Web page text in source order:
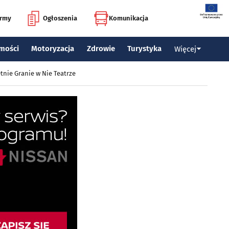
Ogłoszenia Komunikacja
Motoryzacja Zdrowie Turystyka Więcej
Granie w Nie Teatrze